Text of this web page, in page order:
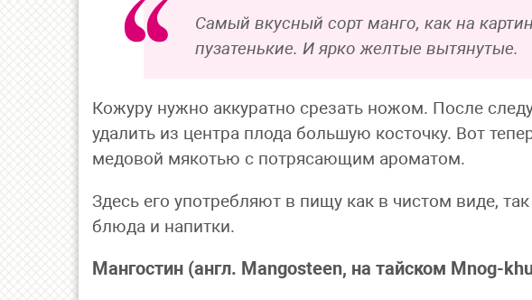
Самый вкусный сорт манго, как на
пузатенькие. И ярко желтые вытянутые.
Кожуру нужно аккуратно срезать ножом. После
удалить из центра плода большую косточку. Вот
медовой мякотью с потрясающим ароматом.
Здесь его употребляют в пищу как в чистом виде,
блюда и напитки.
Мангостин (англ. Mangosteen, на тайском Mnog-